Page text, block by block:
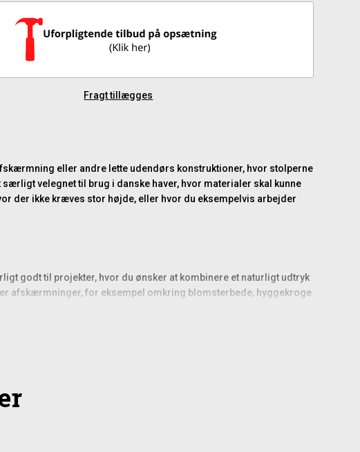
Fragt tillægges
eller andre lette udendørs konstruktioner, hvor stolperne
velegnet til brug i danske haver, hvor materialer skal kunne
der ikke kræves stor højde, eller hvor du eksempelvis arbejder
godt til projekter, hvor du ønsker at kombinere et naturligt udtryk
afskærmninger, for eksempel omkring blomsterbede, hyggekroge
sætter pris på.
direkte i jorden, men i stedet fastgøres til et beslag, der
af vand, der trænger ind i træet, og det giver stolpen bedre